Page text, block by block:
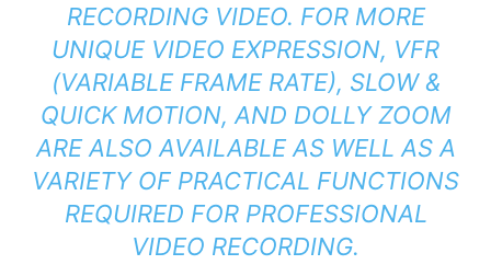
RECORDING VIDEO. FOR MORE
UNIQUE VIDEO EXPRESSION, VFR
(VARIABLE FRAME RATE), SLOW &
QUICK MOTION, AND DOLLY ZOOM
ARE ALSO AVAILABLE AS WELL AS A
VARIETY OF PRACTICAL FUNCTIONS
REQUIRED FOR PROFESSIONAL
VIDEO RECORDING.